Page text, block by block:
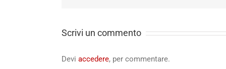
Scrivi un commento
Devi accedere, per commentare.